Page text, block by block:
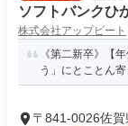
ソフトバンクひ
株式会社アップビート
《第二新卒》【
う」にとことん
〒841-0026佐